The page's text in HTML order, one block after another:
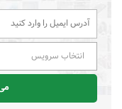
انتخاب سرویس